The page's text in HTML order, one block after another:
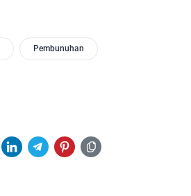
Pembunuhan